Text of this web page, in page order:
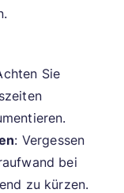
Sie
: Vergessen
bei
zu kürzen.